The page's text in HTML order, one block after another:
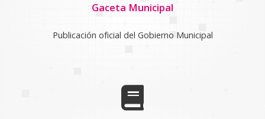
Gaceta Municipal
Publicación oficial del Gobierno Municipal